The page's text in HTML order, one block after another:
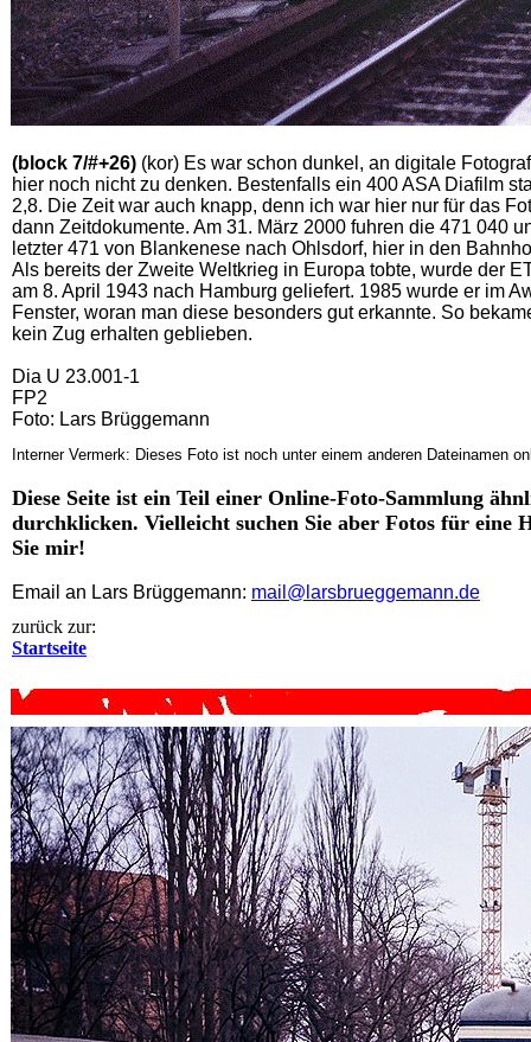
(block 7/#+26) (kor) Es war schon dunkel, an digitale
hier noch nicht zu denken. Bestenfalls ein 400 ASA Diafilm
2,8. Die Zeit war auch knapp, denn ich war hier nur für das
dann Zeitdokumente. Am 31. März 2000 fuhren die 471 040
letzter 471 von Blankenese nach Ohlsdorf, hier in den
Als bereits der Zweite Weltkrieg in Europa tobte, wurde der
am 8. April 1943 nach Hamburg geliefert. 1985 wurde er im
Fenster, woran man diese besonders gut erkannte. So
kein Zug erhalten geblieben.
Dia U 23.001-1
FP2
Foto: Lars Brüggemann
Interner Vermerk: Dieses Foto ist noch unter einem anderen Dateinamen
Diese Seite ist ein Teil einer Online-Foto-Sammlung
durchklicken. Vielleicht suchen Sie aber Fotos für eine
Sie mir!
Email an Lars Brüggemann: mail@larsbrueggemann.de
zurück zur:
Startseite